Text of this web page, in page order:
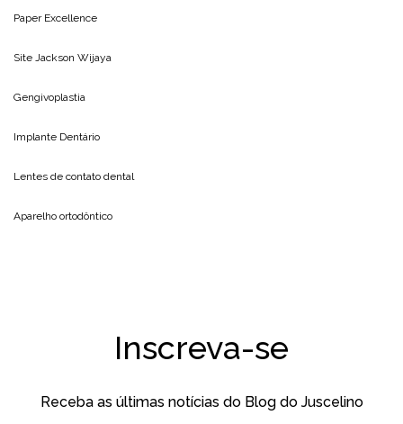
Paper Excellence
Site Jackson Wijaya
Gengivoplastia
Implante Dentário
Lentes de contato dental
Aparelho ortodôntico
Inscreva-se
Receba as últimas notícias do Blog do Juscelino